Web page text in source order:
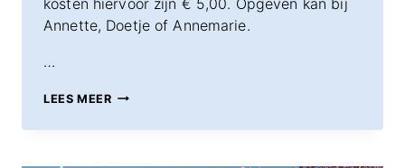
Annette, Doetje of Annemarie.
…
LEES MEER13
–